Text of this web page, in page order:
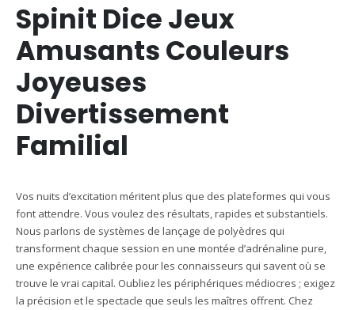
Spinit Dice Jeux
Amusants Couleurs
Joyeuses
Divertissement
Familial
Vos nuits d’excitation méritent plus que des plateformes qui vous
font attendre. Vous voulez des résultats, rapides et substantiels.
Nous parlons de systèmes de lançage de polyèdres qui
transforment chaque session en une montée d’adrénaline pure,
une expérience calibrée pour les connaisseurs qui savent où se
trouve le vrai capital. Oubliez les périphériques médiocres ; exigez
la précision et le spectacle que seuls les maîtres offrent. Chez